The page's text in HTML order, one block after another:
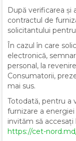
După verificarea și
contractul de
solicitantului
În cazul în care
electronică,
personal, la
Consumatorii,
mai sus.
Totodată, pentru a
furnizare a
invităm să accesați
https://cet-